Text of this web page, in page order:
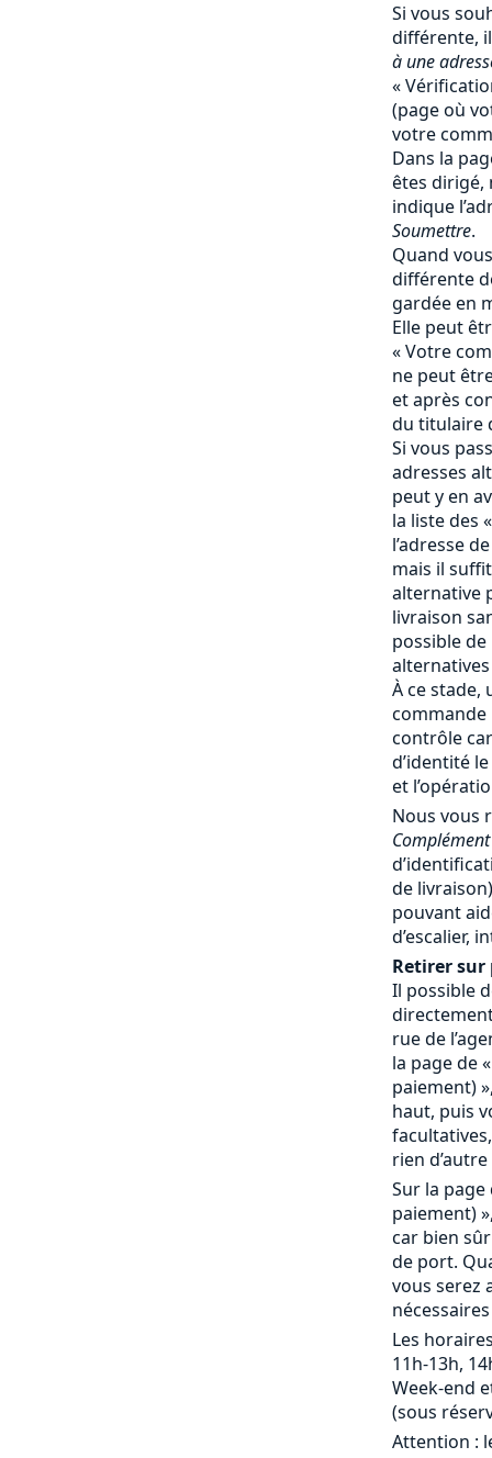
Si vous
différente,
à une
«
(page où
votre
Dans la
êtes dirigé,
indique
Soumettre.
Quand
différente
gardée en
Elle peut
« Votre
ne peut
et après
du titulaire
Si vous
adresses
peut y en
la liste des
l’adresse
mais il
alternative
livraison
possible
À ce stade,
commande
contrôle
d’identité
et
Nous vous
Complément
de
pouvant
d’escalier,
Retirer sur
Il possible
rue de
la page de
paiement)
haut, puis
rien
Sur la
paiement)
car bien
de port.
vous serez
Les
11h-13h,
Week-end
(sous
Attention :